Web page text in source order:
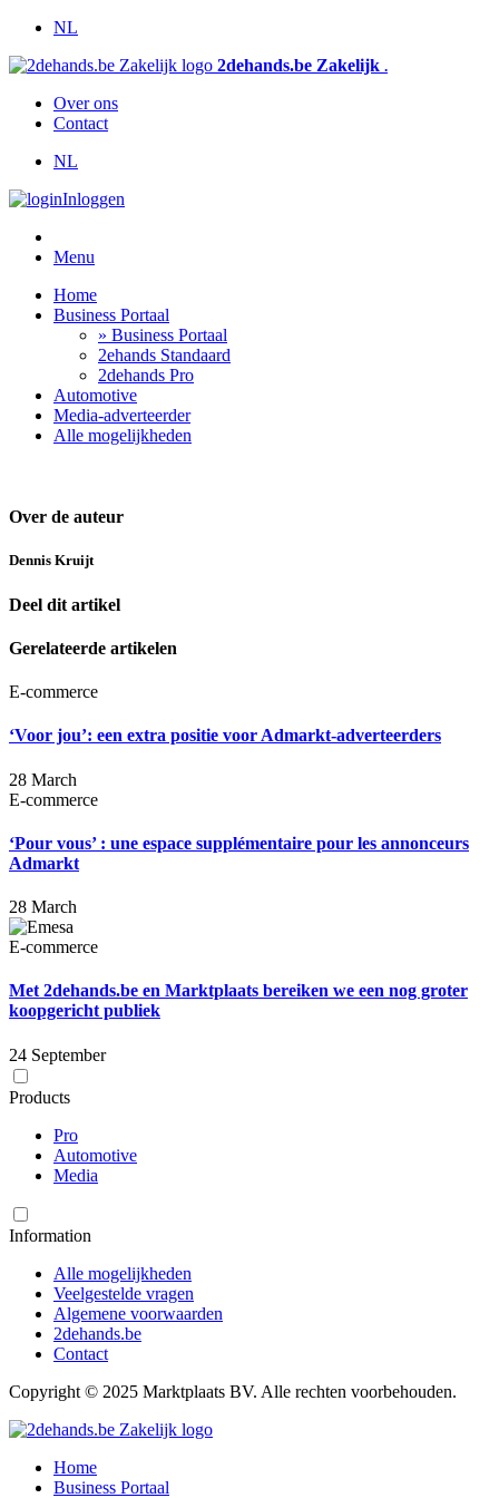
NL
2dehands.be Zakelijk .
Over ons
Contact
NL
Inloggen
Menu
Home
Business Portaal
» Business Portaal
2ehands Standaard
2dehands Pro
Automotive
Media-adverteerder
Alle mogelijkheden
Over de auteur
Dennis Kruijt
Deel dit artikel
Gerelateerde artikelen
E-commerce
‘Voor jou’: een extra positie voor Admarkt-adverteerders
28 March
E-commerce
‘Pour vous’ : une espace supplémentaire pour les annonceurs
Admarkt
28 March
E-commerce
Met 2dehands.be en Marktplaats bereiken we een nog groter
koopgericht publiek
24 September
Products
Pro
Automotive
Media
Information
Alle mogelijkheden
Veelgestelde vragen
Algemene voorwaarden
2dehands.be
Contact
Copyright © 2025 Marktplaats BV. Alle rechten voorbehouden.
Home
Business Portaal